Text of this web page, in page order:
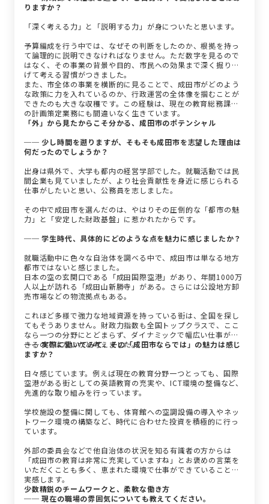
りますか？
「深く考える力」と「説明する力」が身についたと思います。
予算編成を行う中では、なぜその判断をしたのか、根拠を持っ
て論理的に説明できなければなりません。ただ数字を見るので
はなく、その事業の背景や目的、市民への効果まで深く掘り下
げて考える習慣がつきました。
また、市全体の事業を横断的に見ることで、成田市がどのよう
な政策に力を入れているのか、行政運営の全体像を掴むことが
できたのも大きな収穫です。この経験は、現在の教育総務課で
の計画策定業務にも間違いなく生きています。
「外」から見たからこそ分かる、成田市のポテンシャル
── 少し時間を遡りますが、そもそも成田市を志望した理由は
何だったのでしょうか？
出身は県外で、大学も都内の経営学部でした。就職活動では民
間企業も見ていましたが、より社会貢献性を身近に感じられる
仕事がしたいと思い、公務員を志しました。
その中で成田市を選んだのは、やはりその圧倒的な「都市の魅
力」と「安定した財政基盤」に惹かれたからです。
── 学生時代、具体的にどのような点を魅力に感じましたか？
就職活動中に色々な自治体を調べる中で、成田市は単なる地方
都市ではないと感じました。
日本の空の玄関口である「成田国際空港」があり、年間1000万
人以上が訪れる「成田山新勝寺」がある。さらには公設地方卸
売市場などの物流拠点もある。
これほど多様で強力な地域資源を持っている街は、全国を探し
てもそうありません。財政力指数も全国トップクラスで、ここ
なら一つの分野にとどまらず、ダイナミックで幅広い仕事がで
きるのではないかと考えました。
── 実際に働いてみて、その「成田市ならでは」の魅力は感じ
ますか？
日々感じています。例えば現在の教育分野一つとっても、国際
空港がある街としての英語教育の充実や、ICT環境の整備など、
先進的な取り組みを行っています。
学校施設の整備に関しても、体育館への空調設備の導入やネッ
トワーク環境の構築など、時代に合わせた投資を積極的に行っ
ています。
外部の委員会などで他自治体の状況を知る有識者の方からは
「成田市の教育は非常に充実していますね」とお褒めの言葉を
いただくことも多く、恵まれた環境で仕事ができていることを
実感します。
少数精鋭のチームワークと、柔軟な働き方
── 現在の職場の雰囲気についても教えてください。